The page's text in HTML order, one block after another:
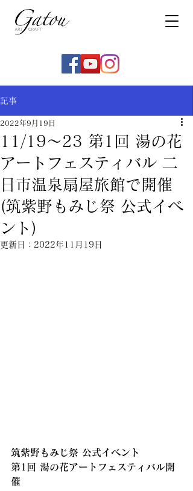
記事
11/19〜23 第1回 湯の花
アートフェスティバル 二
日市温泉扇屋旅館で開催
(筑紫野もみじ祭 公式イベ
ント)
2022年9月19日
更新日： 2022年11月19日
筑紫野もみじ祭 公式イベント
第1回 湯の花アートフェスティバル開
催